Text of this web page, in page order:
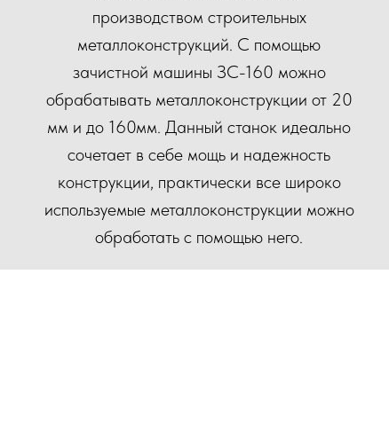
производством строительных
металлоконструкций. С помощью
зачистной машины ЗС-160 можно
обрабатывать металлоконструкции от 20
мм и до 160мм. Данный станок идеально
сочетает в себе мощь и надежность
конструкции, практически все широко
используемые металлоконструкции можно
обработать с помощью него.